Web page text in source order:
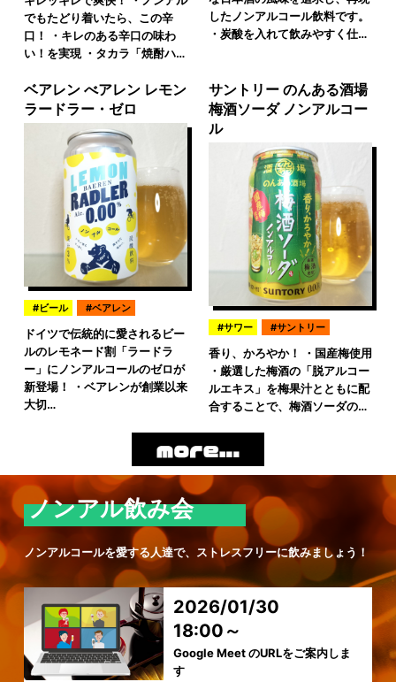
でもたどり着いたら、この辛
口！ ・キレのある辛口の味わ
い！を実現 ・タカラ「焼酎ハ…
したノンアルコール飲料です。
・炭酸を入れて飲みやすく仕…
ベアレン べアレン レモン
ラードラー・ゼロ
ビール ベアレン
ドイツで伝統的に愛されるビー
ルのレモネード割「ラードラ
ー」にノンアルコールのゼロが
新登場！ ・ベアレンが創業以来
大切…
サントリー のんある酒場
梅酒ソーダ ノンアルコー
ル
サワー サントリー
香り、かろやか！ ・国産梅使用
・厳選した梅酒の「脱アルコー
ルエキス」を梅果汁とともに配
合することで、梅酒ソーダの…
ノンアル飲み会
ノンアルコールを愛する人達で、ストレスフリーに飲みましょう！
2026/01/30
18:00～
Google Meet のURLをご案内しま
す